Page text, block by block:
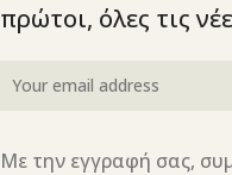
πρώτοι, όλες τις
Με την εγγραφή σας,